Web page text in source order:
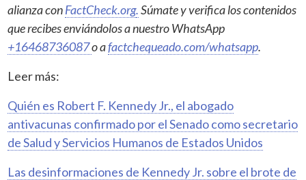
alianza conFactCheck.org.Súmate y verifica los contenidos
que recibes enviándolos a nuestro WhatsApp
+16468736087o afactchequeado.com/whatsapp.
Leer más:
Quién es Robert F. Kennedy Jr., el abogado
antivacunas confirmado por el Senado como secretario
de Salud y Servicios Humanos de Estados Unidos
Las desinformaciones de Kennedy Jr. sobre el brote de